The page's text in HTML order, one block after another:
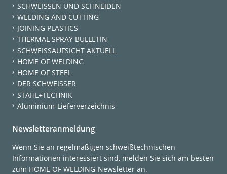
SCHWEISSEN UND SCHNEIDEN
WELDING AND CUTTING
JOINING PLASTICS
THERMAL SPRAY BULLETIN
SCHWEISSAUFSICHT AKTUELL
HOME OF WELDING
HOME OF STEEL
DER SCHWEISSER
STAHL+TECHNIK
Aluminium-Lieferverzeichnis
Newsletteranmeldung
Wenn Sie an regelmäßigen schweißtechnischen
Informationen interessiert sind, melden Sie sich am besten
zum HOME OF WELDING-Newsletter an.